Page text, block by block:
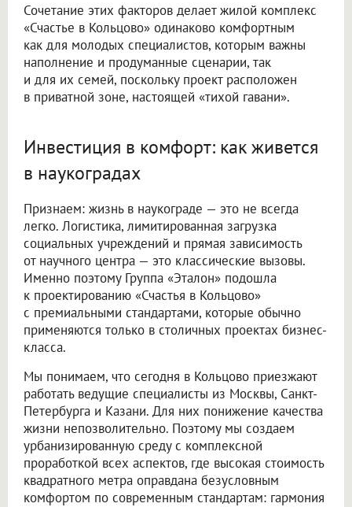
Сочетание этих факторов делает жилой комплекс
«Счастье в Кольцово» одинаково комфортным
как для молодых специалистов, которым важны
наполнение и продуманные сценарии, так
и для их семей, поскольку проект расположен
в приватной зоне, настоящей «тихой гавани».
Инвестиция в комфорт: как живется
в наукоградах
Признаем: жизнь в наукограде — это не всегда
легко. Логистика, лимитированная загрузка
социальных учреждений и прямая зависимость
от научного центра — это классические вызовы.
Именно поэтому Группа «Эталон» подошла
к проектированию «Счастья в Кольцово»
с премиальными стандартами, которые обычно
применяются только в столичных проектах бизнес-
класса.
Мы понимаем, что сегодня в Кольцово приезжают
работать ведущие специалисты из Москвы, Санкт-
Петербурга и Казани. Для них понижение качества
жизни непозволительно. Поэтому мы создаем
урбанизированную среду с комплексной
проработкой всех аспектов, где высокая стоимость
квадратного метра оправдана безусловным
комфортом по современным стандартам: гармония